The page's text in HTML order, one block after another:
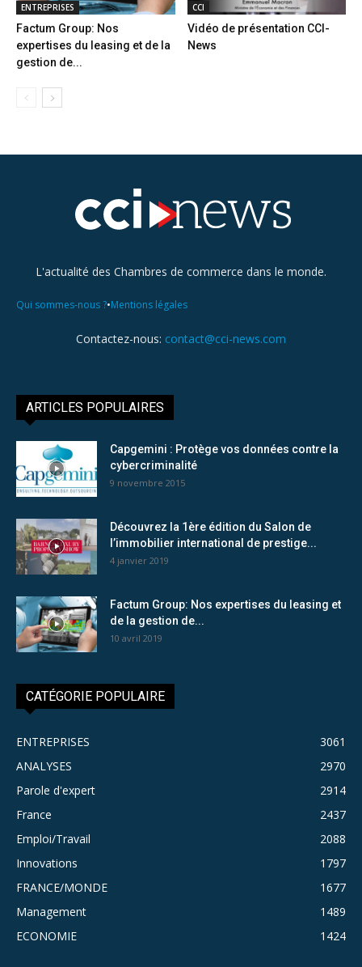
ENTREPRISES
Factum Group: Nos
expertises du leasing et de la
gestion de...
CCI
Vidéo de présentation CCI-
News
L'actualité des Chambres de commerce dans le monde.
Qui sommes-nous ?•Mentions légales
Contactez-nous: contact@cci-news.com
ARTICLES POPULAIRES
Capgemini : Protège vos données contre la
cybercriminalité
9 novembre 2015
Découvrez la 1ère édition du Salon de
l’immobilier international de prestige...
4 janvier 2019
Factum Group: Nos expertises du leasing et
de la gestion de...
10 avril 2019
CATÉGORIE POPULAIRE
ENTREPRISES
3061
ANALYSES
2970
Parole d'expert
2914
France
2437
Emploi/Travail
2088
Innovations
1797
FRANCE/MONDE
1677
Management
1489
ECONOMIE
1424